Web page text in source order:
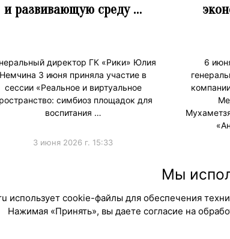
и развивающую среду …
директор ГК «Рики» Юлия
Немчина 3 июня приняла участие в
сессии «Реальное и виртуальное
симбиоз площадок для
воспитания …
3 июня 2026 г. 15:33
6
Мы
использует cookie-файлы для обеспечения
Нажимая «Принять», вы даете согласие на